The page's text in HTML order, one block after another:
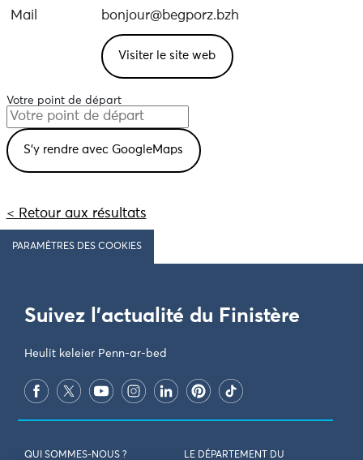
Mail
bonjour@begporz.bzh
Visiter le site web
Votre point de départ
< Retour aux résultats
PARAMÈTRES DES COOKIES
Suivez l'actualité du Finistère
Heulit keleier Penn-ar-bed
QUI SOMMES-NOUS ? LE DÉPARTEMENT DU